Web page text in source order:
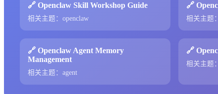
🔗 Openclaw Skill Workshop Guide
相关主题：openclaw
🔗
相关主题
🔗 Openclaw Agent Memory
Management
相关主题：agent
🔗
相关主题